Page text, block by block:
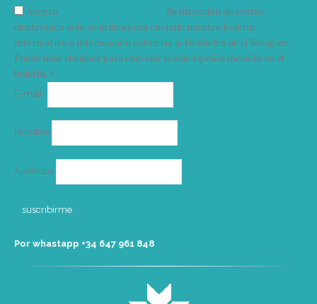
Acepto
Su dirección de correo
electrónico solo se utiliza para enviarle nuestro boletín
informativo e información sobre las actividades de la Vorágine.
Puede usar el enlace para cancelar la suscripción incluido en el
boletín. >
E-mail*
Nombre
Apellidos
Por whastapp +34 ‭647 961 848‬